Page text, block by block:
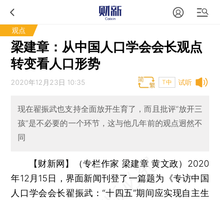
观点
梁建章：从中国人口学会会长观点
转变看人口形势
试听
2020年12月23日 10:35 T中
现在翟振武也支持全面放开生育了，而且批评“放开三
孩”是不必要的一个环节，这与他几年前的观点迥然不
同
【财新网】（专栏作家 梁建章 黄文政） 2020
年12月15日，界面新闻刊登了一篇题为《专访中国
人口学会会长翟振武：“十四五”期间应实现自主生